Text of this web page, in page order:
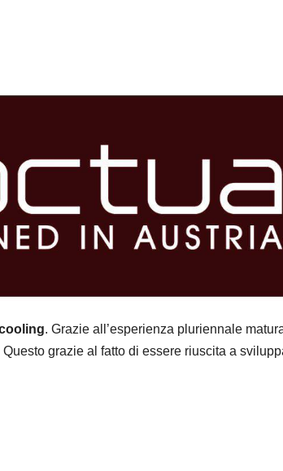
. Grazie all’esperienza pluriennale
grazie al fatto di essere riuscita a